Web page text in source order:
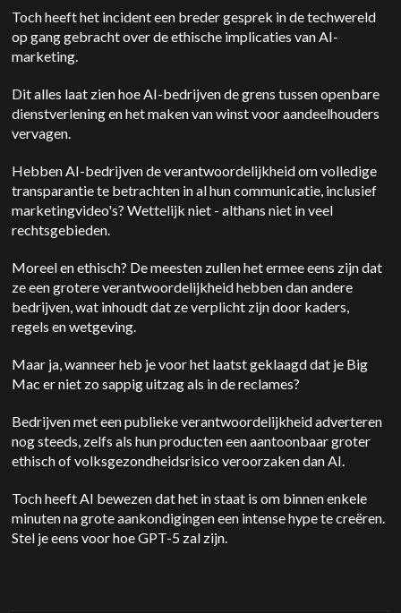
Toch heeft het incident een breder gesprek in de techwereld
op gang gebracht over de ethische implicaties van AI-
marketing.
Dit alles laat zien hoe AI-bedrijven de grens tussen openbare
dienstverlening en het maken van winst voor aandeelhouders
vervagen.
Hebben AI-bedrijven de verantwoordelijkheid om volledige
transparantie te betrachten in al hun communicatie, inclusief
marketingvideo's? Wettelijk niet - althans niet in veel
rechtsgebieden.
Moreel en ethisch? De meesten zullen het ermee eens zijn dat
ze een grotere verantwoordelijkheid hebben dan andere
bedrijven, wat inhoudt dat ze verplicht zijn door kaders,
regels en wetgeving.
Maar ja, wanneer heb je voor het laatst geklaagd dat je Big
Mac er niet zo sappig uitzag als in de reclames?
Bedrijven met een publieke verantwoordelijkheid adverteren
nog steeds, zelfs als hun producten een aantoonbaar groter
ethisch of volksgezondheidsrisico veroorzaken dan AI.
Toch heeft AI bewezen dat het in staat is om binnen enkele
minuten na grote aankondigingen een intense hype te creëren.
Stel je eens voor hoe GPT-5 zal zijn.